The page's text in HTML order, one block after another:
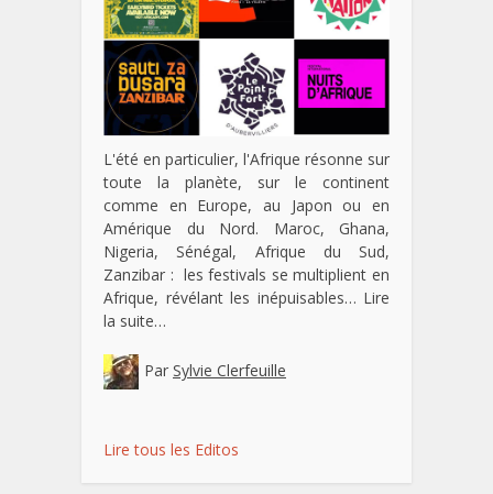
L'été en particulier, l'Afrique résonne sur
toute la planète, sur le continent
comme en Europe, au Japon ou en
Amérique du Nord. Maroc, Ghana,
Nigeria, Sénégal, Afrique du Sud,
Zanzibar : les festivals se multiplient en
Afrique, révélant les inépuisables… Lire
la suite…
Par Sylvie Clerfeuille
Lire tous les Editos